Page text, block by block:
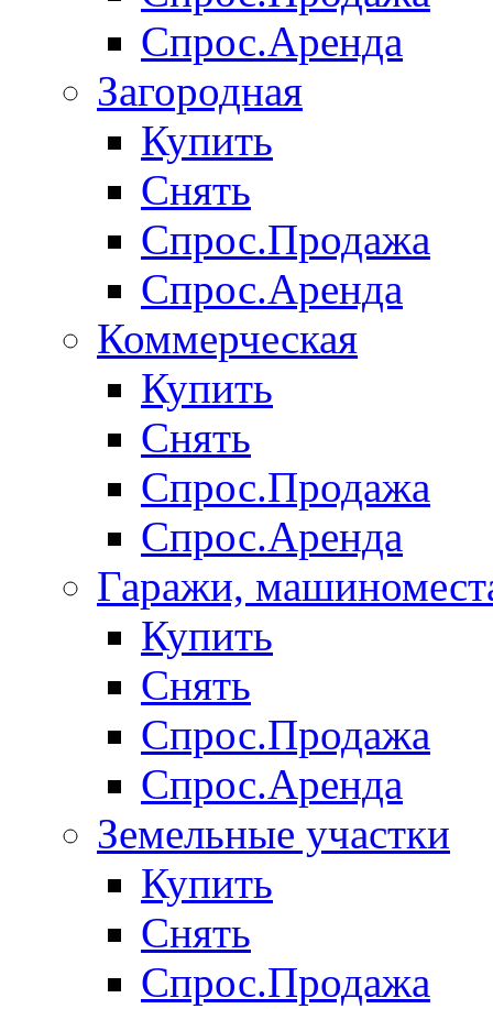
Спрос.Аренда
Загородная
Купить
Снять
Спрос.Продажа
Спрос.Аренда
Коммерческая
Купить
Снять
Спрос.Продажа
Спрос.Аренда
Гаражи,
Купить
Снять
Спрос.Продажа
Спрос.Аренда
Земельные участки
Купить
Снять
Спрос.Продажа